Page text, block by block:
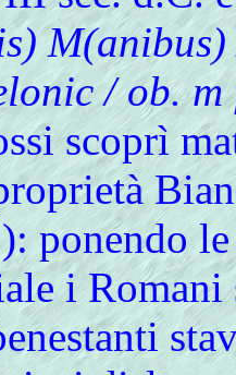
M(anibus)
/ ob. m
scoprì
ponendo
i